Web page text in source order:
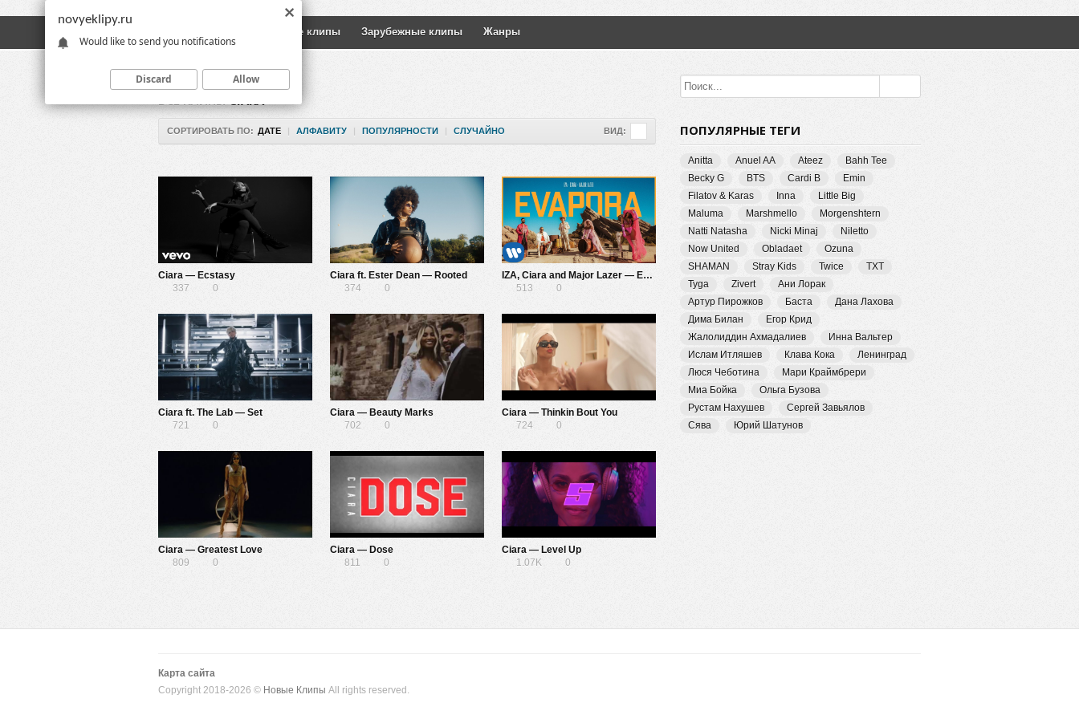
Русские клипы Зарубежные клипы Жанры
ВСЕ КЛИПЫ CIARA
СОРТИРОВАТЬ ПО: ДАТЕ | АЛФАВИТУ | ПОПУЛЯРНОСТИ | СЛУЧАЙНО ВИД:
Ciara — Ecstasy
337
0
Ciara ft. Ester Dean — Rooted
374
0
IZA, Ciara and Major Lazer — Evapora
513
0
Ciara ft. The Lab — Set
721
0
Ciara — Beauty Marks
702
0
Ciara — Thinkin Bout You
724
0
Ciara — Greatest Love
809
0
Ciara — Dose
811
0
Ciara — Level Up
1.07K
0
ПОПУЛЯРНЫЕ ТЕГИ
Anitta Anuel AA Ateez
Bahh Tee
Becky G
BTS Cardi B
Emin
Filatov & Karas
Inna
Little Big
Maluma
Marshmello
Morgenshtern
Natti Natasha
Nicki Minaj
Niletto
Now United
Obladaet
Ozuna
SHAMAN
Stray Kids Twice
TXT
Tyga
Zivert
Ани Лорак
Артур Пирожков
Баста
Дана Лахова
Дима Билан
Егор Крид
Жалолиддин Ахмадалиев
Инна Вальтер
Ислам Итляшев
Клава Кока
Ленинград
Люся Чеботина
Мари Краймбрери
Миа Бойка
Ольга Бузова
Рустам Нахушев
Сергей Завьялов
Сява
Юрий Шатунов
Карта сайта
Copyright 2018-2026 © Новые Клипы All rights reserved.
novyeklipy.ru
Would like to send you notifications
Discard Allow